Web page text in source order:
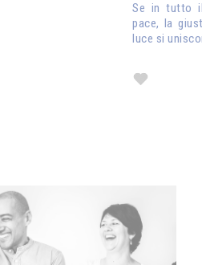
Se in tutto
pace, la
luce si